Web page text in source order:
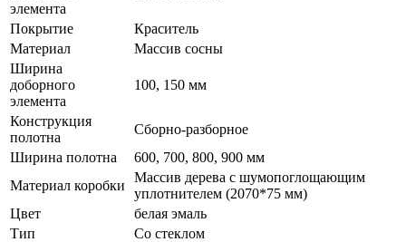
элемента
Покрытие
Краситель
Материал
Массив сосны
Ширина
доборного
элемента
100, 150 мм
Конструкция
полотна
Сборно-разборное
Ширина полотна
600, 700, 800, 900 мм
Материал коробки
Массив дерева с шумопоглощающим
уплотнителем (2070*75 мм)
Цвет
белая эмаль
Тип
Со стеклом